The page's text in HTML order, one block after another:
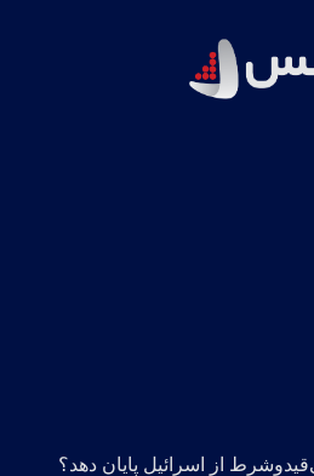
از اسرائیل پایان دهد؟